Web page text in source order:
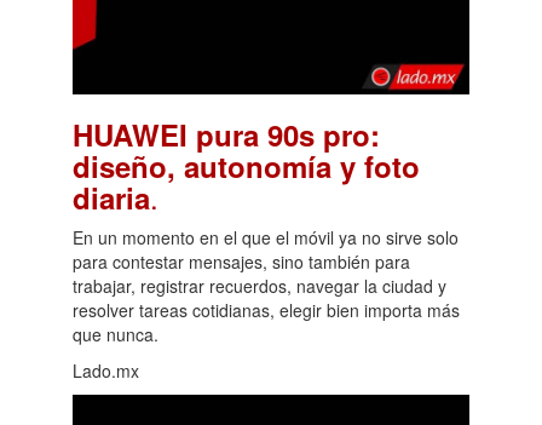
HUAWEI pura 90s pro:
diseño, autonomía y foto
diaria.
En un momento en el que el móvil ya no sirve solo
para contestar mensajes, sino también para
trabajar, registrar recuerdos, navegar la ciudad y
resolver tareas cotidianas, elegir bien importa más
que nunca.
Lado.mx